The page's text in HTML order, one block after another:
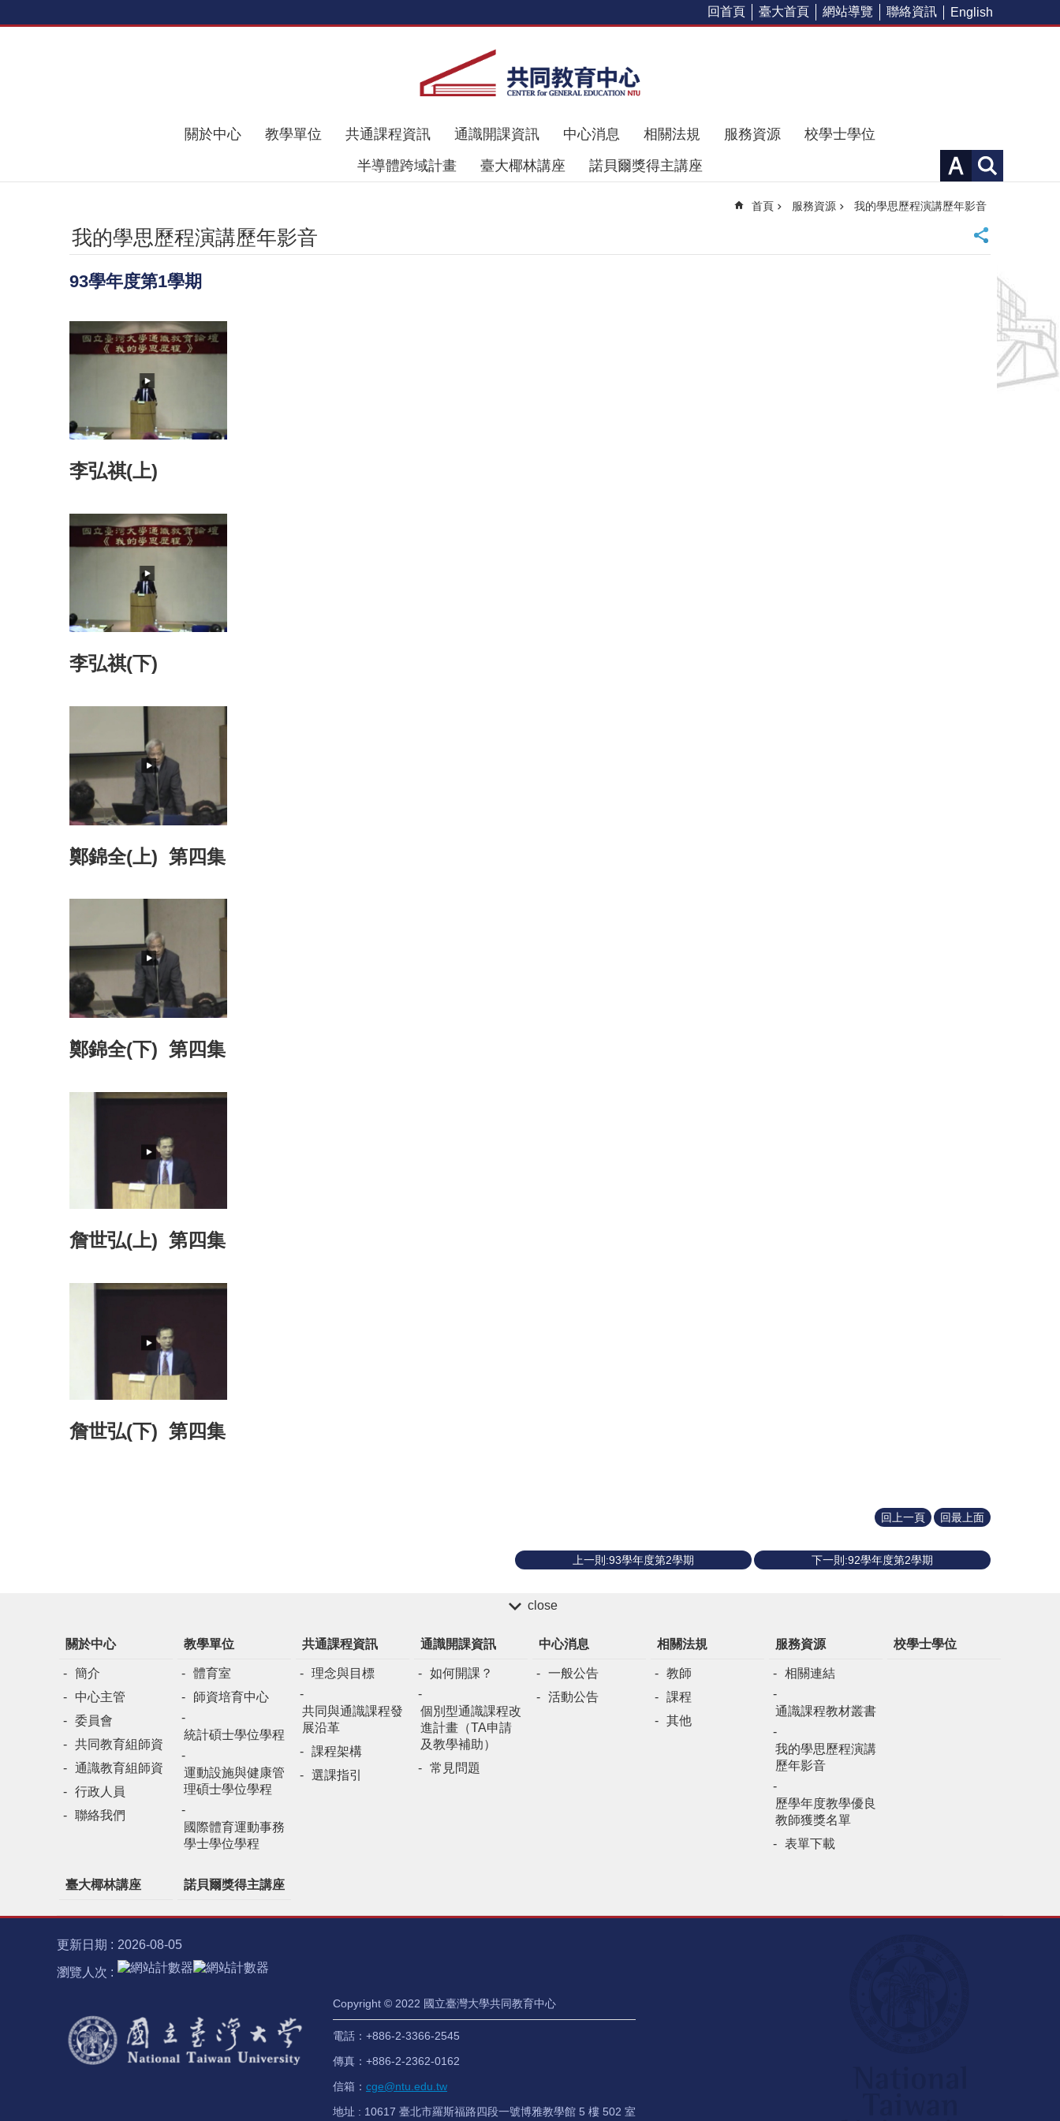
回首頁 臺大首頁 網站導覽 聯絡資訊 English
關於中心 教學單位 共通課程資訊 通識開課資訊 中心消息 相關法規 服務資源
校學士學位
半導體跨域計畫
臺大椰林講座 諾貝爾獎得主講座
首頁 服務資源 我的學思歷程演講歷年影音
我的學思歷程演講歷年影音
93學年度第1學期
李弘祺(上)
李弘祺(下)
鄭錦全(上) 第四集
鄭錦全(下) 第四集
詹世弘(上) 第四集
詹世弘(下) 第四集
回上一頁 回最上面
上一則:93學年度第2學期 下一則:92學年度第2學期
close
關於中心
簡介
中心主管
委員會
共同教育組師資
通識教育組師資
行政人員
聯絡我們
教學單位
體育室
師資培育中心
統計碩士學位學程
運動設施與健康管
理碩士學位學程
國際體育運動事務
學士學位學程
共通課程資訊
理念與目標
共同與通識課程發
展沿革
課程架構
選課指引
通識開課資訊
如何開課？
個別型通識課程改
進計畫（TA申請
及教學補助）
常見問題
中心消息
一般公告
活動公告
相關法規
教師
課程
其他
服務資源
相關連結
通識課程教材叢書
我的學思歷程演講
歷年影音
歷學年度教學優良
教師獲獎名單
表單下載
校學士學位
臺大椰林講座 諾貝爾獎得主講座
更新日期 2026-08-05
瀏覽人次
Copyright © 2022 國立臺灣大學共同教育中心
電話：+886-2-3366-2545
傳真：+886-2-2362-0162
信箱： cge@ntu.edu.tw
地址 : 10617 臺北市羅斯福路四段一號博雅教學館 5 樓 502 室